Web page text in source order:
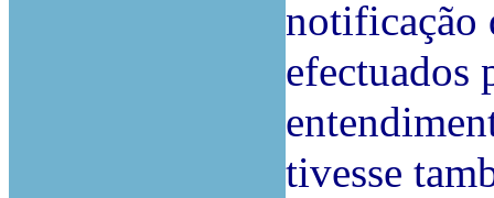
notificação
efectuados
tivesse